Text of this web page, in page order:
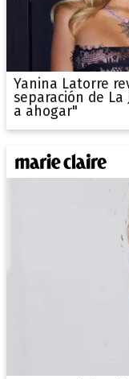
Yanina Latorre
separación de La
a ahogar"